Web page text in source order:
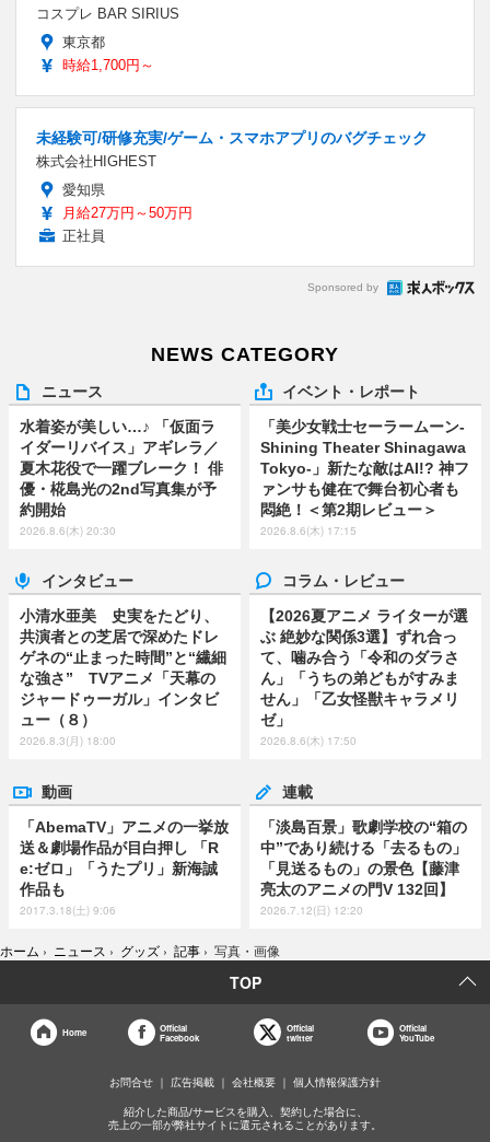
コスプレ BAR SIRIUS
東京都
時給1,700円～
未経験可/研修充実/ゲーム・スマホアプリのバグチェック
株式会社HIGHEST
愛知県
月給27万円～50万円
正社員
Sponsored by
NEWS CATEGORY
ニュース
水着姿が美しい…♪ 「仮面ラ
イダーリバイス」アギレラ／
夏木花役で一躍ブレーク！ 俳
優・椛島光の2nd写真集が予
約開始
2026.8.6(木) 20:30
イベント・レポート
「美少女戦士セーラームーン-
Shining Theater Shinagawa
Tokyo-」新たな敵はAI!? 神フ
ァンサも健在で舞台初心者も
悶絶！＜第2期レビュー＞
2026.8.6(木) 17:15
インタビュー
小清水亜美 史実をたどり、
共演者との芝居で深めたドレ
ゲネの“止まった時間”と“繊細
な強さ” TVアニメ「天幕の
ジャードゥーガル」インタビ
ュー（８）
2026.8.3(月) 18:00
コラム・レビュー
【2026夏アニメ ライターが選
ぶ 絶妙な関係3選】ずれ合っ
て、噛み合う「令和のダラさ
ん」「うちの弟どもがすみま
せん」「乙女怪獣キャラメリ
ゼ」
2026.8.6(木) 17:50
動画
「AbemaTV」アニメの一挙放
送＆劇場作品が目白押し 「R
e:ゼロ」「うたプリ」新海誠
作品も
2017.3.18(土) 9:06
連載
「淡島百景」歌劇学校の“箱の
中”であり続ける「去るもの」
「見送るもの」の景色【藤津
亮太のアニメの門V 132回】
2026.7.12(日) 12:20
ホーム › ニュース › グッズ › 記事 › 写真・画像
TOP
Home
Official
Facebook
Official
twitter
Official
YouTube
お問合せ 広告掲載 会社概要 個人情報保護方針
紹介した商品/サービスを購入、契約した場合に、
売上の一部が弊社サイトに還元されることがあります。